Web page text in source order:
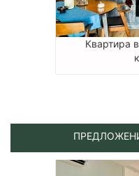
Квартира